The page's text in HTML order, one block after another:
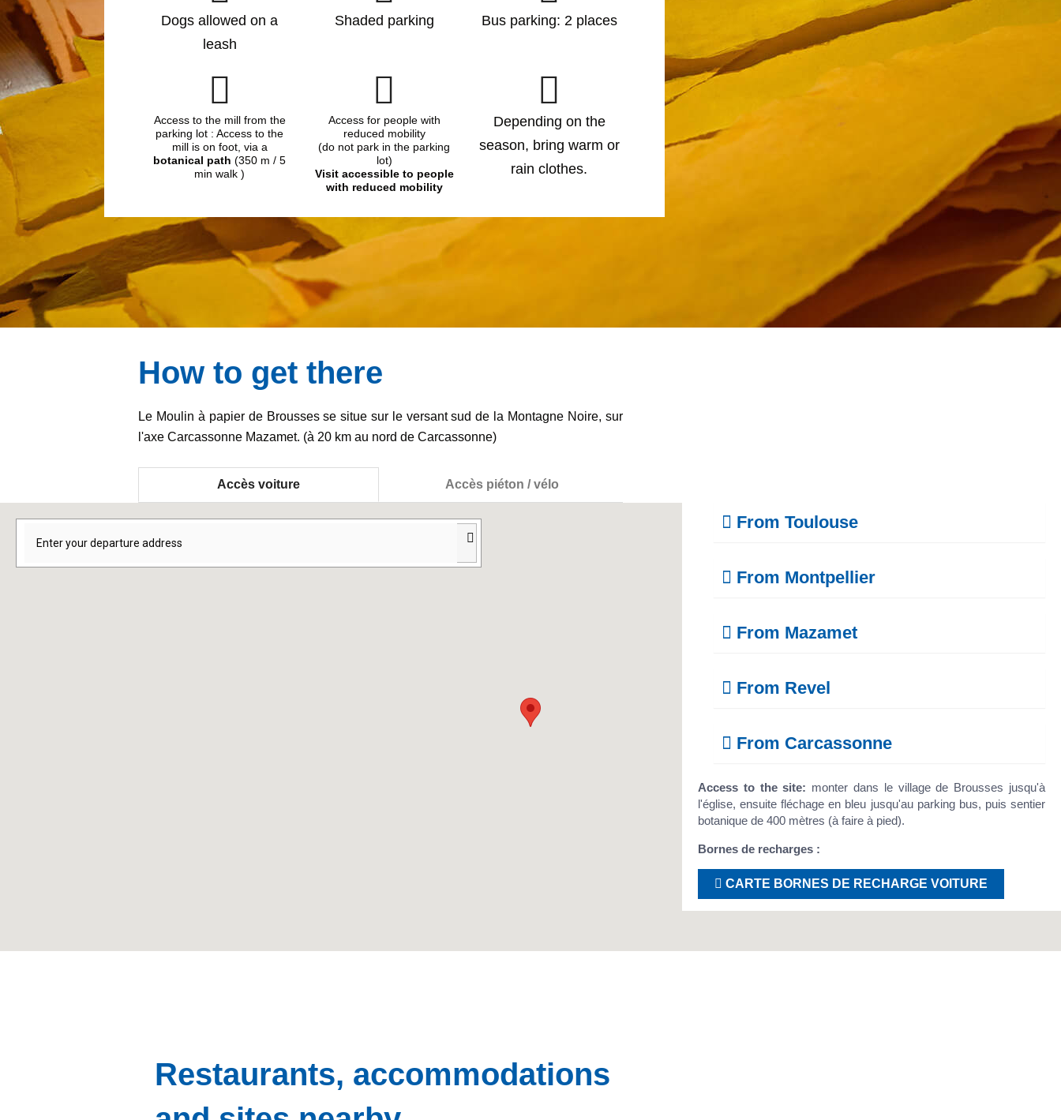
Dogs allowed on a
leash
Shaded parking Bus parking: 2 places
Access to the mill from the
parking lot : Access to the
mill is on foot, via a
botanical path (350 m / 5
min walk )
Access for people with
reduced mobility
(do not park in the parking
lot)
Visit accessible to people
with reduced mobility
Depending on the
season, bring warm or
rain clothes.
How to get there
Le Moulin à papier de Brousses se situe sur le versant sud de la Montagne Noire, sur
l'axe Carcassonne Mazamet. (à 20 km au nord de Carcassonne)
Accès voiture Accès piéton / vélo
From Toulouse
From Montpellier
From Mazamet
From Revel
From Carcassonne
Access to the site: monter dans le village de Brousses jusqu'à
l'église, ensuite fléchage en bleu jusqu'au parking bus, puis sentier
botanique de 400 mètres (à faire à pied).
Bornes de recharges :
CARTE BORNES DE RECHARGE VOITURE
Restaurants, accommodations